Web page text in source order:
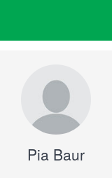
Pia Baur